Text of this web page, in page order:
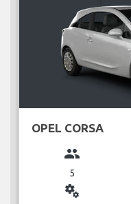
OPEL CORSA
group
5
miscellaneous_services